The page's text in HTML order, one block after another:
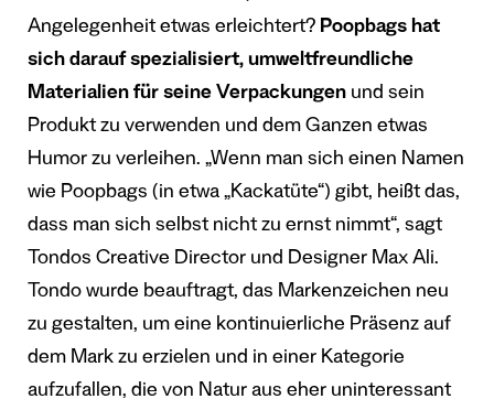
Angelegenheit etwas erleichtert? Poopbags hat
sich darauf spezialisiert, umweltfreundliche
Materialien für seine Verpackungen und sein
Produkt zu verwenden und dem Ganzen etwas
Humor zu verleihen. „Wenn man sich einen Namen
wie Poopbags (in etwa „Kackatüte“) gibt, heißt das,
dass man sich selbst nicht zu ernst nimmt“, sagt
Tondos Creative Director und Designer Max Ali.
Tondo wurde beauftragt, das Markenzeichen neu
zu gestalten, um eine kontinuierliche Präsenz auf
dem Mark zu erzielen und in einer Kategorie
aufzufallen, die von Natur aus eher uninteressant